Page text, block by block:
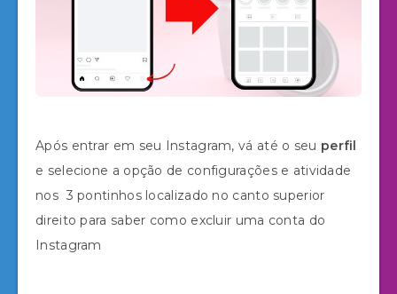
Após entrar em seu Instagram, vá até o seu perfil
e selecione a opção de configurações e atividade
nos 3 pontinhos localizado no canto superior
direito para saber como excluir uma conta do
Instagram